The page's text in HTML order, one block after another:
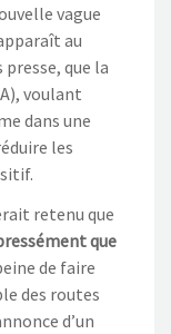
vague
au
que la
voulant
dans une
les
retenu que
que
de faire
des routes
d’un